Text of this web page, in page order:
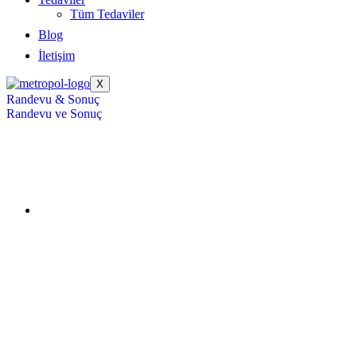
Tüm Tedaviler
Blog
İletişim
X
Randevu & Sonuç
Randevu ve Sonuç